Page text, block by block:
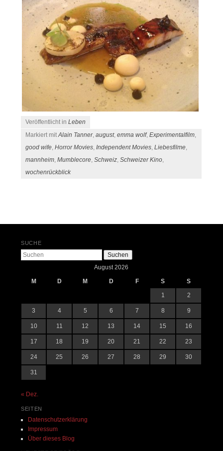
Veröffentlicht inLeben
Markiert mitAlain Tanner,august,emma wolf,Experimentalfilm,
good wife,Horror Movies,Independent Movies,Liebesfilme,
mannheim,Mumblecore,Schweiz,Schweizer Kino,
wochenrückblick
SUCHE
Suchen
August 2026
M
D M D F S
S
1
2
3 4 5 6 7 8 9
10 11 12 13 14 15 16
17 18 19 20 21 22 23
24 25 26 27 28 29 30
31
« Dez.
SEITEN
Datenschutzerklärung
Impressum
Über dieses Blog